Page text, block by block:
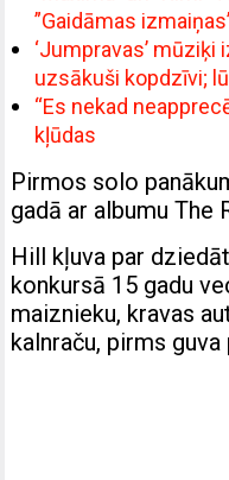
”Gaidāmas
‘Jumpravas’
uzsākuši kopdzīvi;
“Es nekad
kļūdas
Pirmos solo
gadā ar albumu The
Hill kļuva par
konkursā 15 gadu
maiznieku, kravas
kalnraču, pirms guva